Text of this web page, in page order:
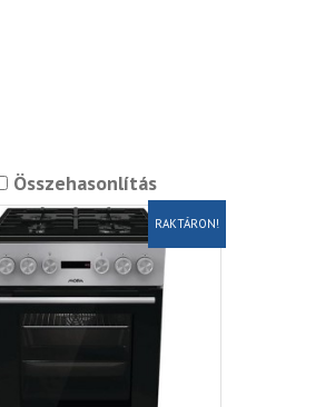
Összehasonlítás
RAKTÁRON!